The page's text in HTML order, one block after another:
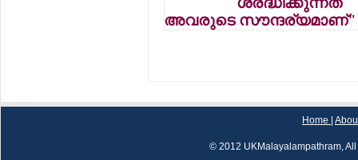
അവരുടെ സൗന്ദര്യമാണ്"
Home
© 2012 UKMalayalampathram,